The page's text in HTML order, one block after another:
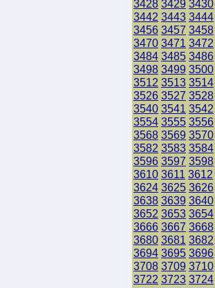
3428 3429 3430
3442 3443 3444
3456 3457 3458
3470 3471 3472
3484 3485 3486
3498 3499 3500
3512 3513 3514
3526 3527 3528
3540 3541 3542
3554 3555 3556
3568 3569 3570
3582 3583 3584
3596 3597 3598
3610 3611 3612
3624 3625 3626
3638 3639 3640
3652 3653 3654
3666 3667 3668
3680 3681 3682
3694 3695 3696
3708 3709 3710
3722 3723 3724